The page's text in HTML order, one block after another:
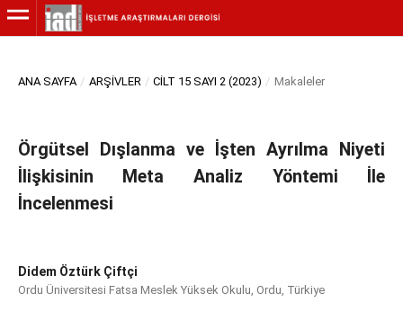
ANA SAYFA / ARŞIVLER / CILT 15 SAYI 2 (2023) / Makaleler
Örgütsel Dışlanma ve İşten Ayrılma Niyeti
İlişkisinin Meta Analiz Yöntemi İle
İncelenmesi
Didem Öztürk Çiftçi
Ordu Üniversitesi Fatsa Meslek Yüksek Okulu, Ordu, Türkiye